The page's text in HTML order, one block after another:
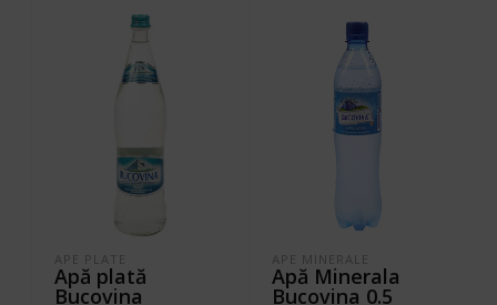
APE PLATE
Apă plată
Bucovina
APE MINERALE
Apă Minerala
Bucovina 0.5